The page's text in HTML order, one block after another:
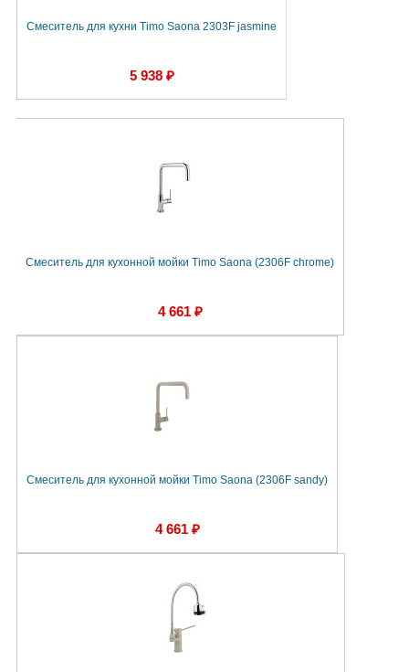
Смеситель для кухни Timo Saona 2303F jasmine
5 938 ₽
Смеситель для кухонной мойки Timo Saona (2306F chrome)
4 661 ₽
Смеситель для кухонной мойки Timo Saona (2306F sandy)
4 661 ₽